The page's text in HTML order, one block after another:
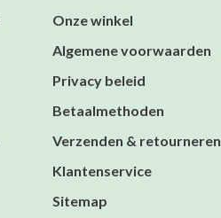
Onze winkel
Algemene voorwaarden
Privacy beleid
Betaalmethoden
Verzenden & retourneren
Klantenservice
Sitemap